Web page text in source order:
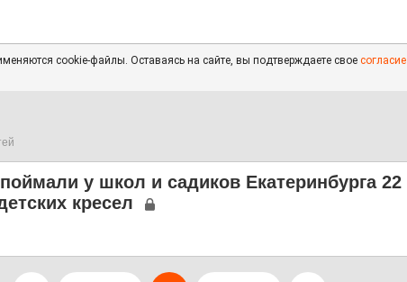
cookie-файлы. Оставаясь на сайте, вы подтверждаете свое согласие
у школ и садиков Екатеринбурга 22
кресел